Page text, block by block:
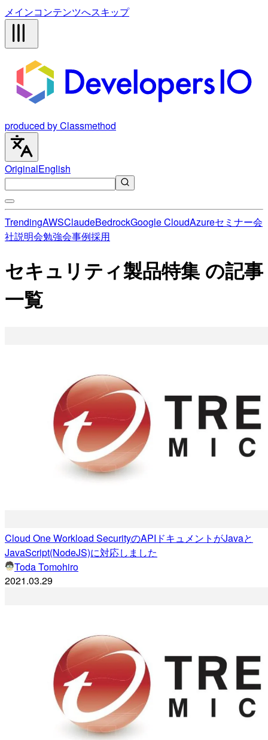
メインコンテンツへスキップ
produced by Classmethod
OriginalEnglish
TrendingAWSClaudeBedrockGoogle CloudAzureセミナー会
社説明会勉強会事例採用
セキュリティ製品特集 の記事
一覧
Cloud One Workload SecurityのAPIドキュメントがJavaと
JavaScript(NodeJS)に対応しました
Toda Tomohiro
2021.03.29